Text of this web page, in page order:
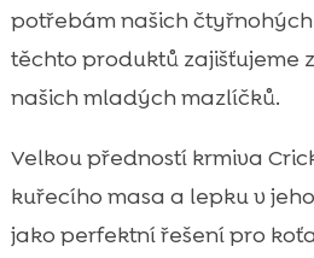
potřebám našich
těchto produktů zajišťujeme
našich mladých mazlíčků.
Velkou předností krmiva
kuřecího masa a lepku v
jako perfektní řešení pro